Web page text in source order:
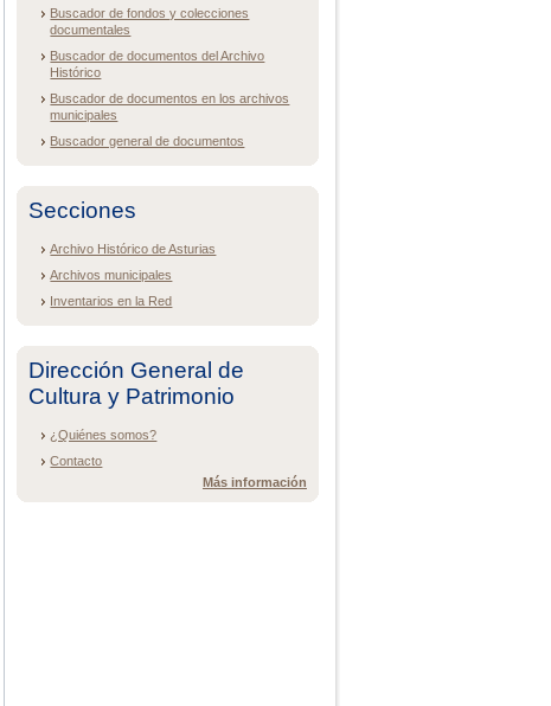
Buscador de fondos y colecciones
documentales
Buscador de documentos del Archivo
Histórico
Buscador de documentos en los archivos
municipales
Buscador general de documentos
Secciones
Archivo Histórico de Asturias
Archivos municipales
Inventarios en la Red
Dirección General de
Cultura y Patrimonio
¿Quiénes somos?
Contacto
Más información